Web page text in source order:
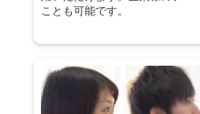
ことも可能です。